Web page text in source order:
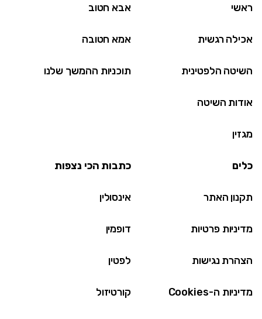
ראשי
אכילה רגשית
השיטה הלפטינית
אודות השיטה
מגזין
אבא חטוב
אמא חטובה
תוכניות ההמשך שלנו
כלים
תקנון האתר
מדיניות פרטיות
הצהרת נגישות
מדיניות ה-Cookies
כתבות הכי נצפות
אינסולין
דופמין
לפטין
קורטיזול